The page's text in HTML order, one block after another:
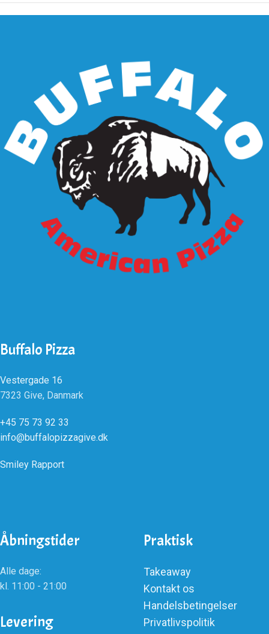
Buffalo Pizza
Vestergade 16
7323 Give, Danmark
+45 75 73 92 33
info@buffalopizzagive.dk
Smiley Rapport
Åbningstider
Alle dage:
kl. 11:00 - 21:00
Levering
Praktisk
Takeaway
Kontakt os
Handelsbetingelser
Privatlivspolitik